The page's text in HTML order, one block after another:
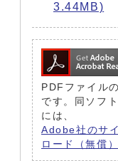
3.44MB)
PDFファイル
です。同ソフ
には、
Adobe社のサ
ロード（無償